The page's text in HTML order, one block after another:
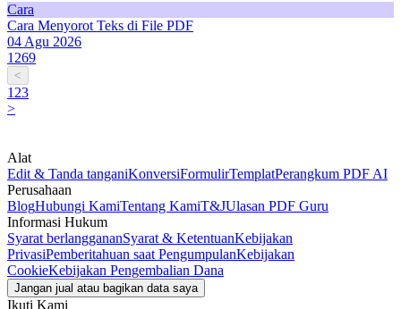
Cara
Cara Menyorot Teks di File PDF
04 Agu 2026
1269
<
1 23
>
Alat
Edit & Tanda tanganiKonversiFormulirTemplatPerangkum PDF AI
Perusahaan
BlogHubungi KamiTentang KamiT&JUlasan PDF Guru
Informasi Hukum
Syarat berlanggananSyarat & KetentuanKebijakan
PrivasiPemberitahuan saat PengumpulanKebijakan
CookieKebijakan Pengembalian Dana
Jangan jual atau bagikan data saya
Ikuti Kami